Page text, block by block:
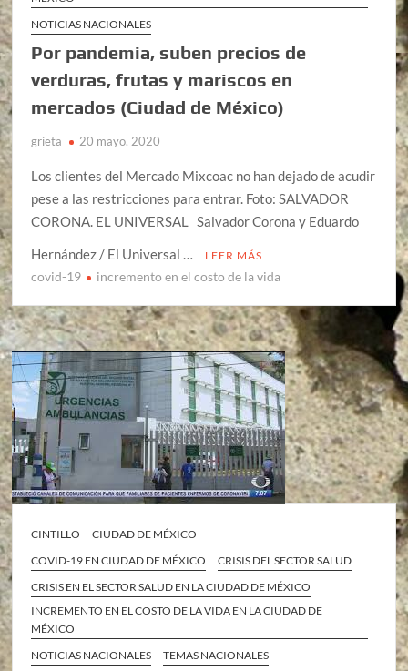
NOTICIAS NACIONALES
Por pandemia, suben precios de
verduras, frutas y mariscos en
mercados (Ciudad de México)
grieta 20 mayo, 2020
Los clientes del Mercado Mixcoac no han dejado de acudir
pese a las restricciones para entrar. Foto: SALVADOR
CORONA. EL UNIVERSAL Salvador Corona y Eduardo
Hernández / El Universal …
LEER MÁS
covid-19 incremento en el costo de la vida
CINTILLO
CIUDAD DE MÉXICO
COVID-19 EN CIUDAD DE MÉXICO
CRISIS DEL SECTOR SALUD
CRISIS EN EL SECTOR SALUD EN LA CIUDAD DE MÉXICO
INCREMENTO EN EL COSTO DE LA VIDA EN LA CIUDAD DE
MÉXICO
NOTICIAS NACIONALES
TEMAS NACIONALES